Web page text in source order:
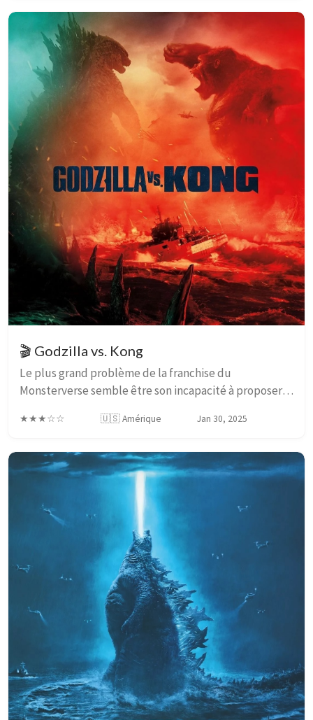
🎬 Godzilla vs. Kong
Le plus grand problème de la franchise du
Monsterverse semble être son incapacité à proposer
monstres, ou les super-héros du MCU. Et ce film en ...
★★★☆☆ 🇺🇸 Amérique Jan 30, 2025